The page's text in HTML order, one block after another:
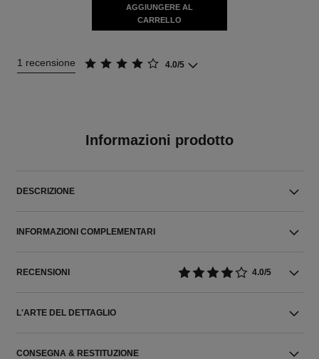
AGGIUNGERE AL
CARRELLO
1 recensione 4.0/5
Informazioni prodotto
DESCRIZIONE
INFORMAZIONI COMPLEMENTARI
RECENSIONI 4.0/5
L'ARTE DEL DETTAGLIO
CONSEGNA & RESTITUZIONE